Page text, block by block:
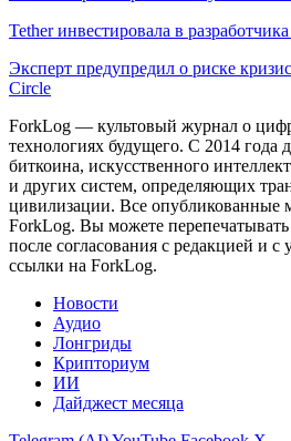
Tether инвестировала в
Эксперт предупредил о риске
Circle
ForkLog — культовый журнал о
технологиях будущего. С 2014 года
биткоина, искусственного
и других систем, определяющих
цивилизации. Все опубликованные
ForkLog. Вы можете
после согласования с редакцией и с
ссылки на ForkLog.
Новости
Аудио
Лонгриды
Крипториум
ИИ
Дайджест месяца